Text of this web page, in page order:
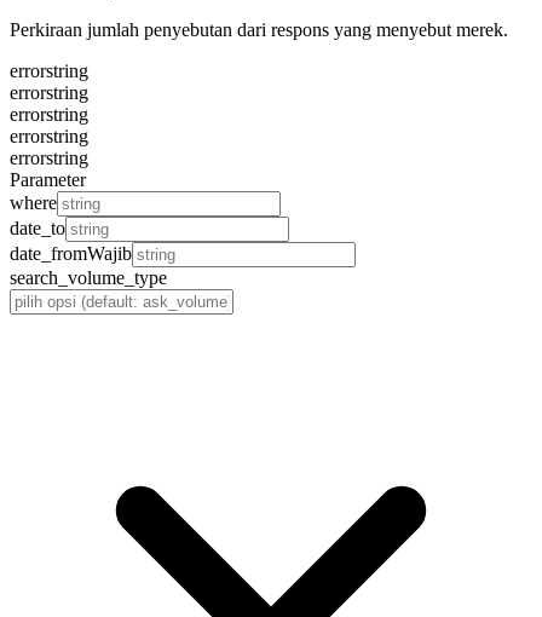
Perkiraan jumlah penyebutan dari respons yang menyebut merek.
errorstring
errorstring
errorstring
errorstring
errorstring
Parameter
where
date_to
date_fromWajib
search_volume_type